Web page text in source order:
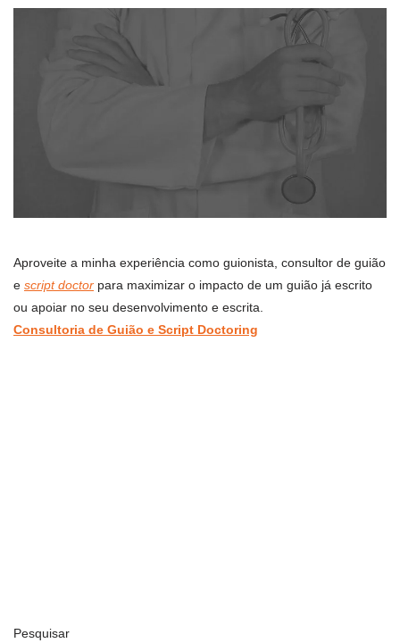
Aproveite a minha experiência como guionista, consultor de guião
e script doctor para maximizar o impacto de um guião já escrito
ou apoiar no seu desenvolvimento e escrita.
Consultoria de Guião e Script Doctoring
Pesquisar